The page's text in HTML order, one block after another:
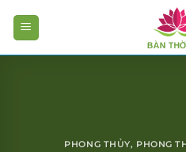
đến
PHONG THỦY, PHONG